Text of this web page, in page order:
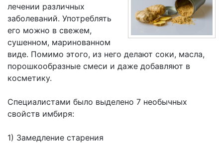
лечении различных
заболеваний. Употреблять
его можно в свежем,
сушенном, маринованном
виде. Помимо этого, из него делают соки, масла,
порошкообразные смеси и даже добавляют в
косметику.
Специалистами было выделено 7 необычных
свойств имбиря:
1) Замедление старения